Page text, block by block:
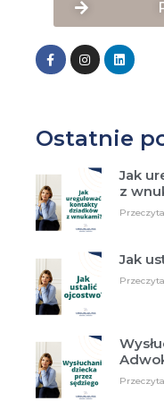
Ostatnie
Jak
z
Jak